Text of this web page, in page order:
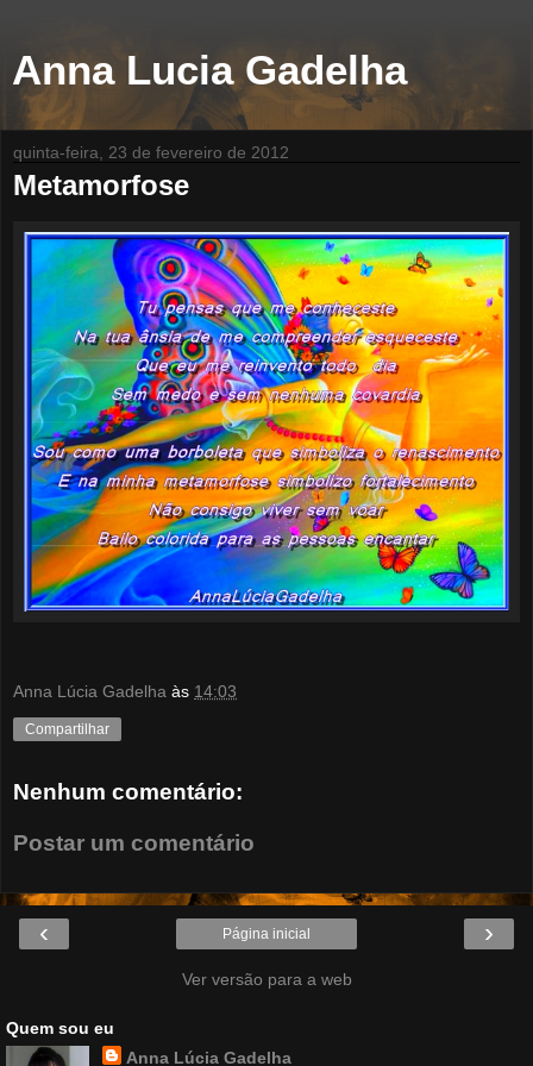
Anna Lucia Gadelha
quinta-feira, 23 de fevereiro de 2012
Metamorfose
Anna Lúcia Gadelha às 14:03
Compartilhar
Nenhum comentário:
Postar um comentário
‹ ›
Página inicial
Ver versão para a web
Quem sou eu
Anna Lúcia Gadelha